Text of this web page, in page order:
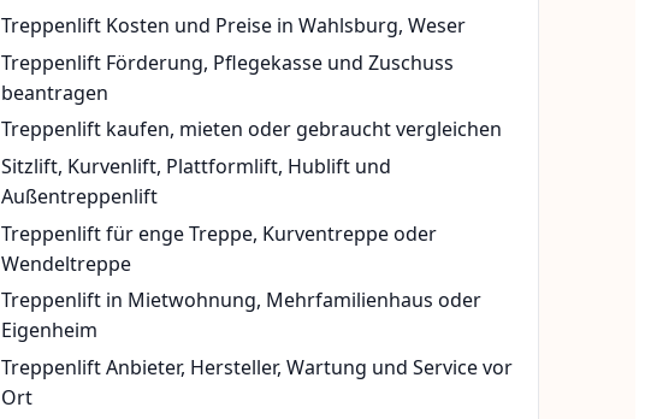
Treppenlift Kosten und Preise in Wahlsburg, Weser
Treppenlift Förderung, Pflegekasse und Zuschuss
beantragen
Treppenlift kaufen, mieten oder gebraucht vergleichen
Sitzlift, Kurvenlift, Plattformlift, Hublift und
Außentreppenlift
Treppenlift für enge Treppe, Kurventreppe oder
Wendeltreppe
Treppenlift in Mietwohnung, Mehrfamilienhaus oder
Eigenheim
Treppenlift Anbieter, Hersteller, Wartung und Service vor
Ort